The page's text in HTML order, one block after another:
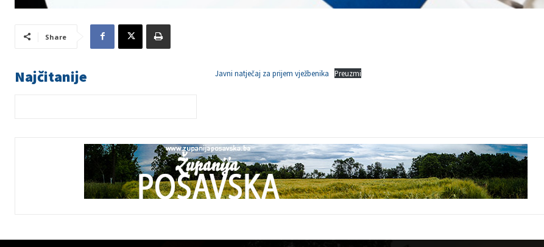
Share
Najčitanije Javni natječaj za prijem vježbenika Preuzmi